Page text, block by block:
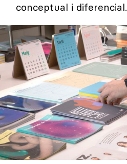
conceptual i diferencial.